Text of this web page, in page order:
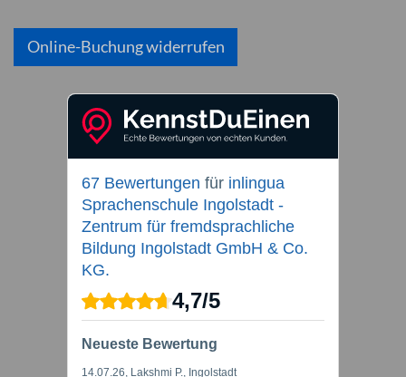
Online-Buchung widerrufen
67 Bewertungen für inlingua
Sprachenschule Ingolstadt -
Zentrum für fremdsprachliche
Bildung Ingolstadt GmbH & Co.
KG.
4,7/5
Neueste Bewertung
14.07.26, Lakshmi P., Ingolstadt